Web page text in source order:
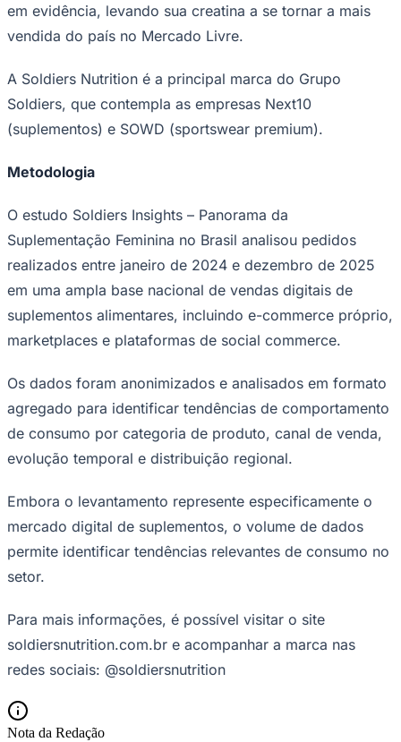
Grêmio
em evidência, levando sua creatina a se tornar a mais
vendida do país no Mercado Livre.
A Soldiers Nutrition é a principal marca do Grupo
Soldiers, que contempla as empresas Next10
(suplementos) e SOWD (sportswear premium).
Metodologia
O estudo Soldiers Insights – Panorama da
Suplementação Feminina no Brasil analisou pedidos
realizados entre janeiro de 2024 e dezembro de 2025
em uma ampla base nacional de vendas digitais de
suplementos alimentares, incluindo e-commerce próprio,
marketplaces e plataformas de social commerce.
Os dados foram anonimizados e analisados em formato
agregado para identificar tendências de comportamento
de consumo por categoria de produto, canal de venda,
evolução temporal e distribuição regional.
Embora o levantamento represente especificamente o
mercado digital de suplementos, o volume de dados
permite identificar tendências relevantes de consumo no
setor.
Para mais informações, é possível visitar o site
soldiersnutrition.com.br e acompanhar a marca nas
redes sociais: @soldiersnutrition
Nota da Redação